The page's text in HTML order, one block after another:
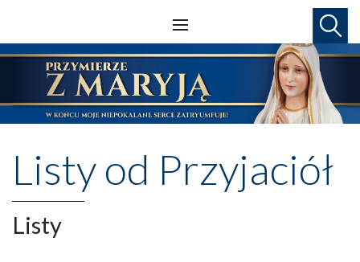
Listy od Przyjaciół
Listy